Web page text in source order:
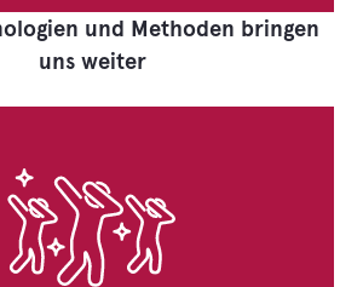
und Methoden bringen
uns weiter